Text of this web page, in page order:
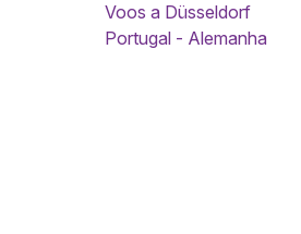
Voos a Düsseldorf
Portugal - Alemanha